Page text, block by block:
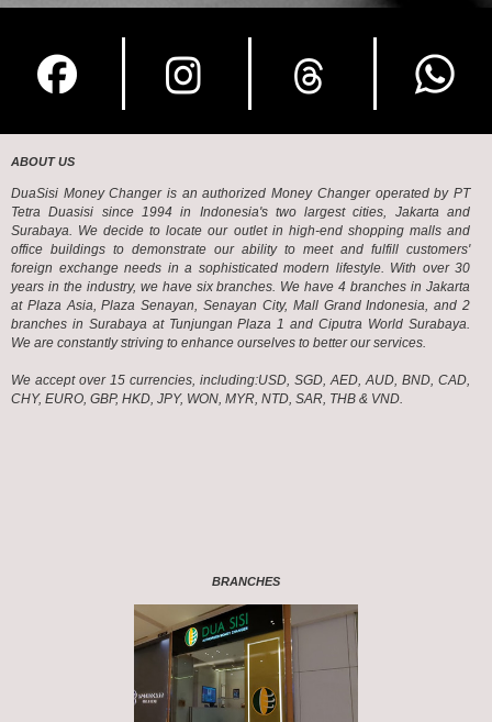
ABOUT US
DuaSisi Money Changer is an authorized Money Changer operated by PT
Tetra Duasisi since 1994 in Indonesia's two largest cities, Jakarta and
Surabaya. We decide to locate our outlet in high-end shopping malls and
office buildings to demonstrate our ability to meet and fulfill customers'
foreign exchange needs in a sophisticated modern lifestyle. With over 30
years in the industry, we have six branches. We have 4 branches in Jakarta
at Plaza Asia, Plaza Senayan, Senayan City, Mall Grand Indonesia, and 2
branches in Surabaya at Tunjungan Plaza 1 and Ciputra World Surabaya.
We are constantly striving to enhance ourselves to better our services.
We accept over 15 currencies, including:USD, SGD, AED, AUD, BND, CAD,
CHY, EURO, GBP, HKD, JPY, WON, MYR, NTD, SAR, THB & VND.
BRANCHES